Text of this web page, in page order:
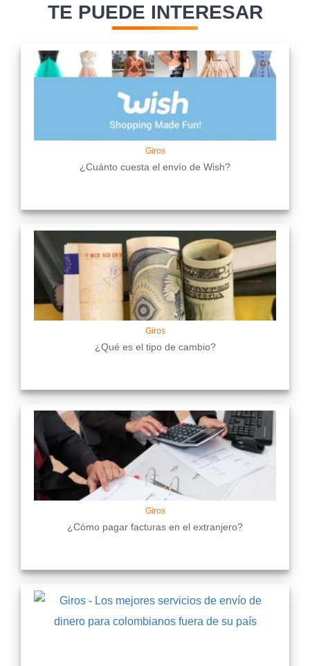
TE PUEDE INTERESAR
Giros
¿Cuánto cuesta el envío de Wish?
Giros
¿Qué es el tipo de cambio?
Giros
¿Cómo pagar facturas en el extranjero?